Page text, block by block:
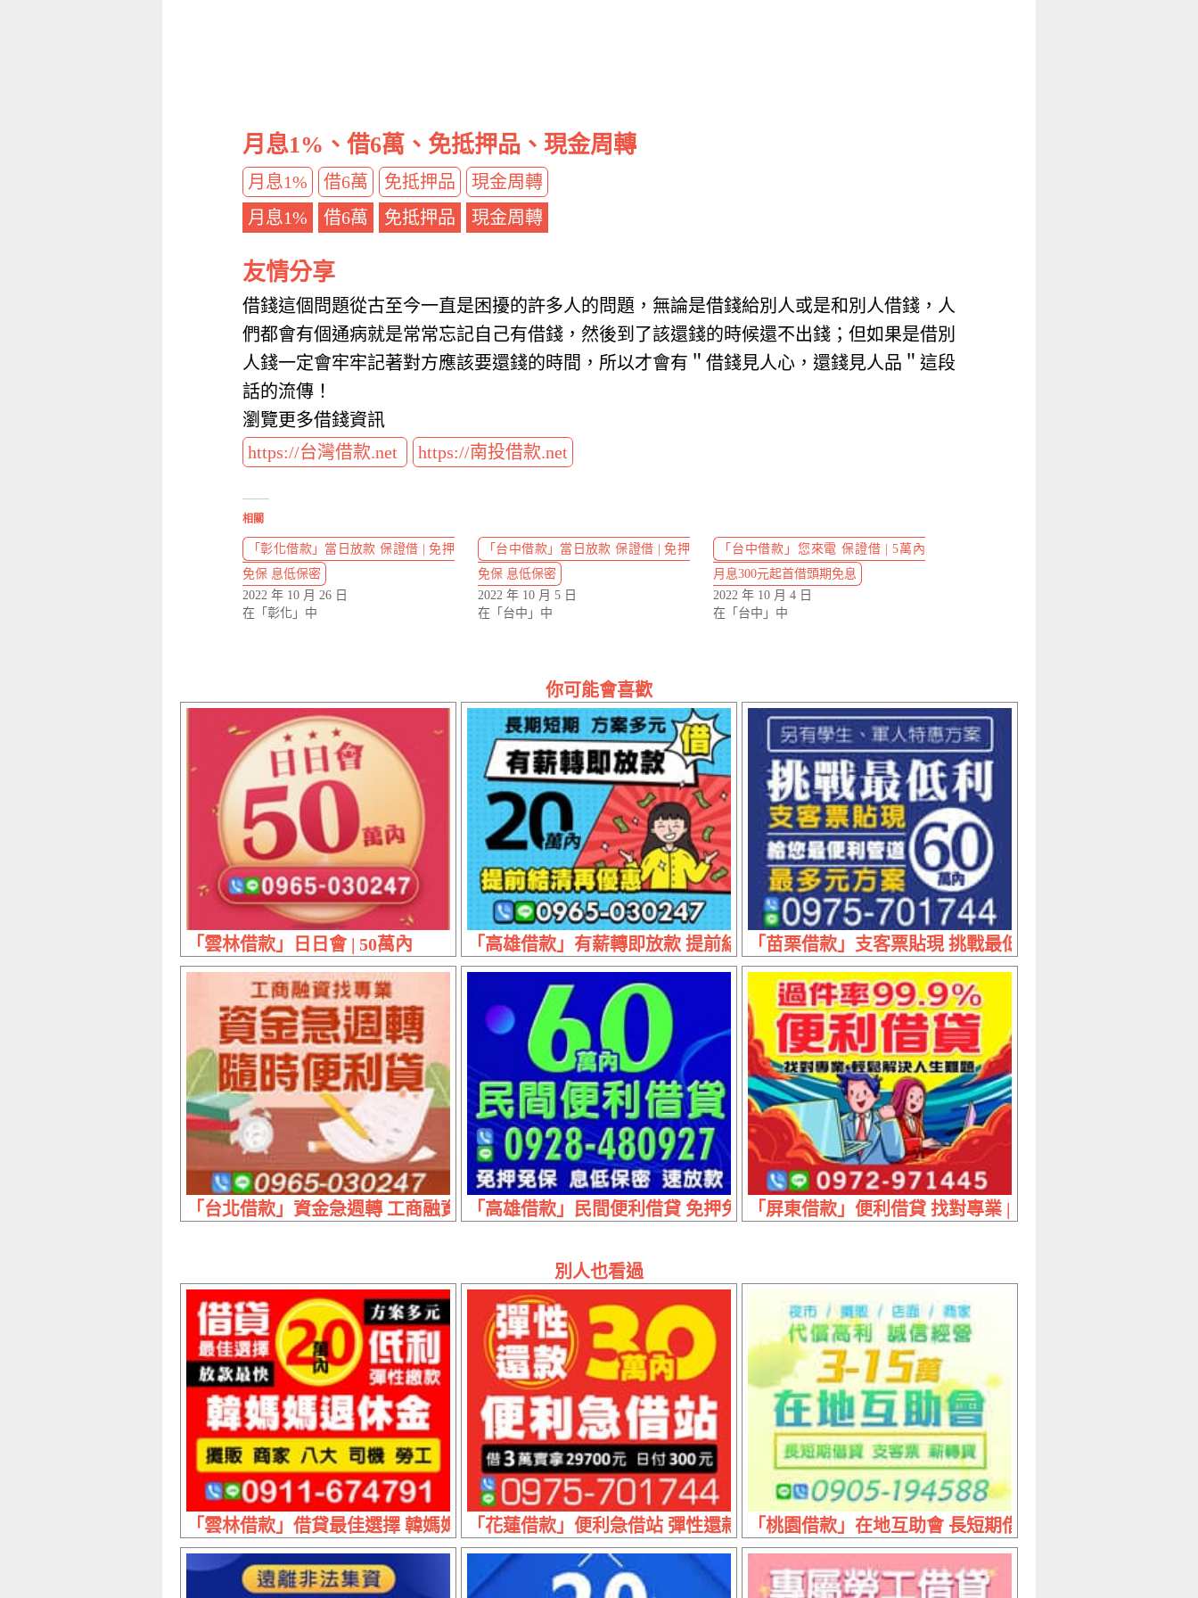
月息1%、借6萬、免抵押品、現金周轉
月息1% 借6萬 免抵押品
現金周轉
月息1%
借6萬 免抵押品 現金周轉
友情分享
借錢這個問題從古至今一直是困擾的許多人的問題，無論是借錢給別人或是和別人借錢，人
們都會有個通病就是常常忘記自己有借錢，然後到了該還錢的時候還不出錢；但如果是借別
人錢一定會牢牢記著對方應該要還錢的時間，所以才會有＂借錢見人心，還錢見人品＂這段
話的流傳！
瀏覽更多借錢資訊
https://台灣借款.net
https://南投借款.net
相關
「彰化借款」當日放款 保證借 | 免押
免保 息低保密
2022 年 10 月 26 日
在「彰化」中
「台中借款」當日放款 保證借 | 免押
免保 息低保密
2022 年 10 月 5 日
在「台中」中
「台中借款」您來電 保證借 | 5萬內
月息300元起首借頭期免息
2022 年 10 月 4 日
在「台中」中
你可能會喜歡
「雲林借款」日日會 | 50萬內 「高雄借款」有薪轉即放款 提前結清在優惠 | 20萬內 長期短期方案多元
「苗栗借款」支客票貼現 挑戰最低利 | 60萬內 最多元的
「台北借款」資金急週轉 工商融資找專業 | 隨時便利借「高雄借款」民間便利借貸 免押免保 | 60萬內 息低保密速放款「屏東借款」便利借貸 找對專業 | 輕鬆解決人生難題
別人也看過
「雲林借款」借貸最佳選擇 韓媽媽退休金 | 20萬內 放款最快「花蓮借款」便利急借站 彈性還款 | 30萬內 借3萬實拿29700元日付300元
「桃園借款」在地互助會 長短期借貸 | 3~15萬 支客票薪